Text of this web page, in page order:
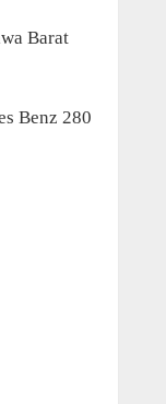
Barat
Benz 280